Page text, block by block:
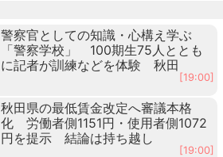
警察官としての知識・心構え学ぶ
「警察学校」 100期生75人ととも
に記者が訓練などを体験 秋田
[19:00]
秋田県の最低賃金改定へ審議本格
化 労働者側1151円・使用者側1072
円を提示 結論は持ち越し
[19:00]